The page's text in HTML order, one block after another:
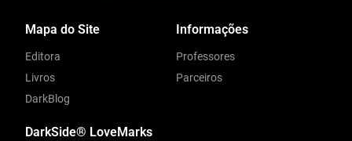
Mapa do Site
Editora
Livros
DarkBlog
Informações
Professores
Parceiros
DarkSide® LoveMarks